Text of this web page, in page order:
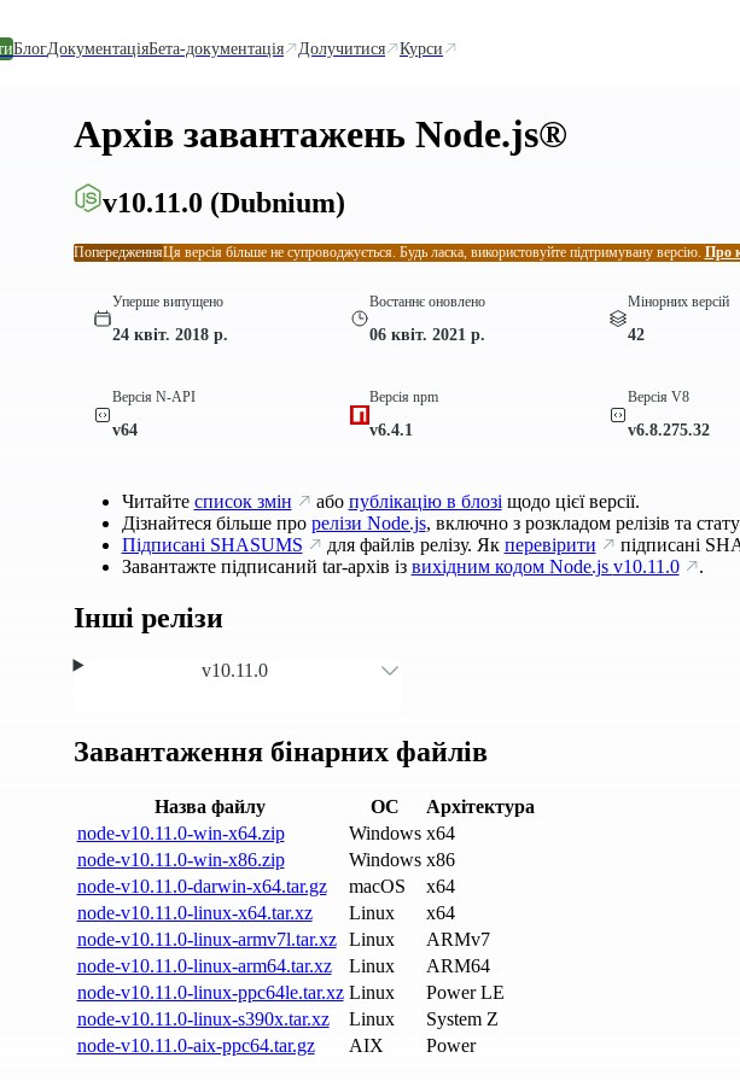
БлогДокументаціяБета-документація Долучитися Курси
Архів завантажень Node.js®
v10.11.0 (Dubnium)
ПопередженняЦя версія більше не супроводжується. Будь ласка, використовуйте підтримувану версію. Про
Уперше випущено
24 квіт. 2018 р.
Востаннє оновлено
06 квіт. 2021 р.
Мінорних версій
42
Версія N-API
v64
Версія npm
v6.4.1
Версія V8
v6.8.275.32
Читайте список змін або публікацію в блозі щодо цієї версії.
Дізнайтеся більше про релізи Node.js, включно з розкладом релізів та
Підписані SHASUMS
для файлів релізу. Як перевірити
підписані
Завантажте підписаний tar-архів із вихідним кодом Node.js v10.11.0 .
Інші релізи
v10.11.0
Завантаження бінарних файлів
Назва файлу ОС
Архітектура
node-v10.11.0-win-x64.zip
Windows x64
node-v10.11.0-win-x86.zip
Windows x86
node-v10.11.0-darwin-x64.tar.gz
macOS
x64
node-v10.11.0-linux-x64.tar.xz
Linux
x64
node-v10.11.0-linux-armv7l.tar.xz
Linux
ARMv7
node-v10.11.0-linux-arm64.tar.xz
Linux
ARM64
node-v10.11.0-linux-ppc64le.tar.xz Linux
Power LE
node-v10.11.0-linux-s390x.tar.xz
Linux
System Z
node-v10.11.0-aix-ppc64.tar.gz
AIX Power